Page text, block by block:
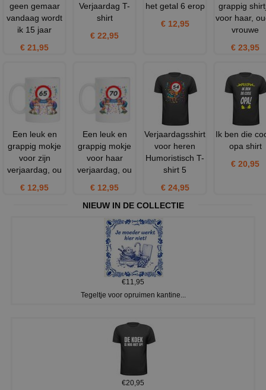
geen gemaar
vandaag wordt
ik 15 jaar
€ 21,95
Verjaardag T-
shirt
€ 22,95
het getal 6 erop
€ 12,95
grappig
voor haar,
vrouwe
€ 23,95
Een leuk en
grappig mokje
voor zijn
verjaardag, ou
€ 12,95
Een leuk en
grappig mokje
voor haar
verjaardag, ou
€ 12,95
Verjaardagsshirt
voor heren
Humoristisch T-
shirt 5
€ 24,95
Ik ben die
opa shirt
€ 20,95
NIEUW IN DE COLLECTIE
€11,95
Tegeltje voor opruimen kantine...
€20,95